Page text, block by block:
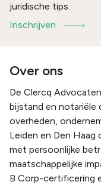
juridische tips.
Inschrijven
Over ons
De Clercq
bijstand en notariële
overheden,
Leiden en Den Haag
met persoonlijke
maatschappelijke
B Corp-certificering